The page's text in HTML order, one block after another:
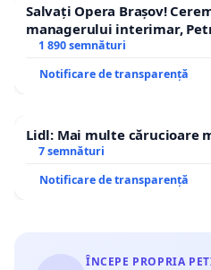
Salvați Opera Brașov!
managerului interimar,
1 890 semnături
Notificare de transparență
Lidl: Mai multe cărucioare
7 semnături
Notificare de transparență
ÎNCEPE PROPRIA